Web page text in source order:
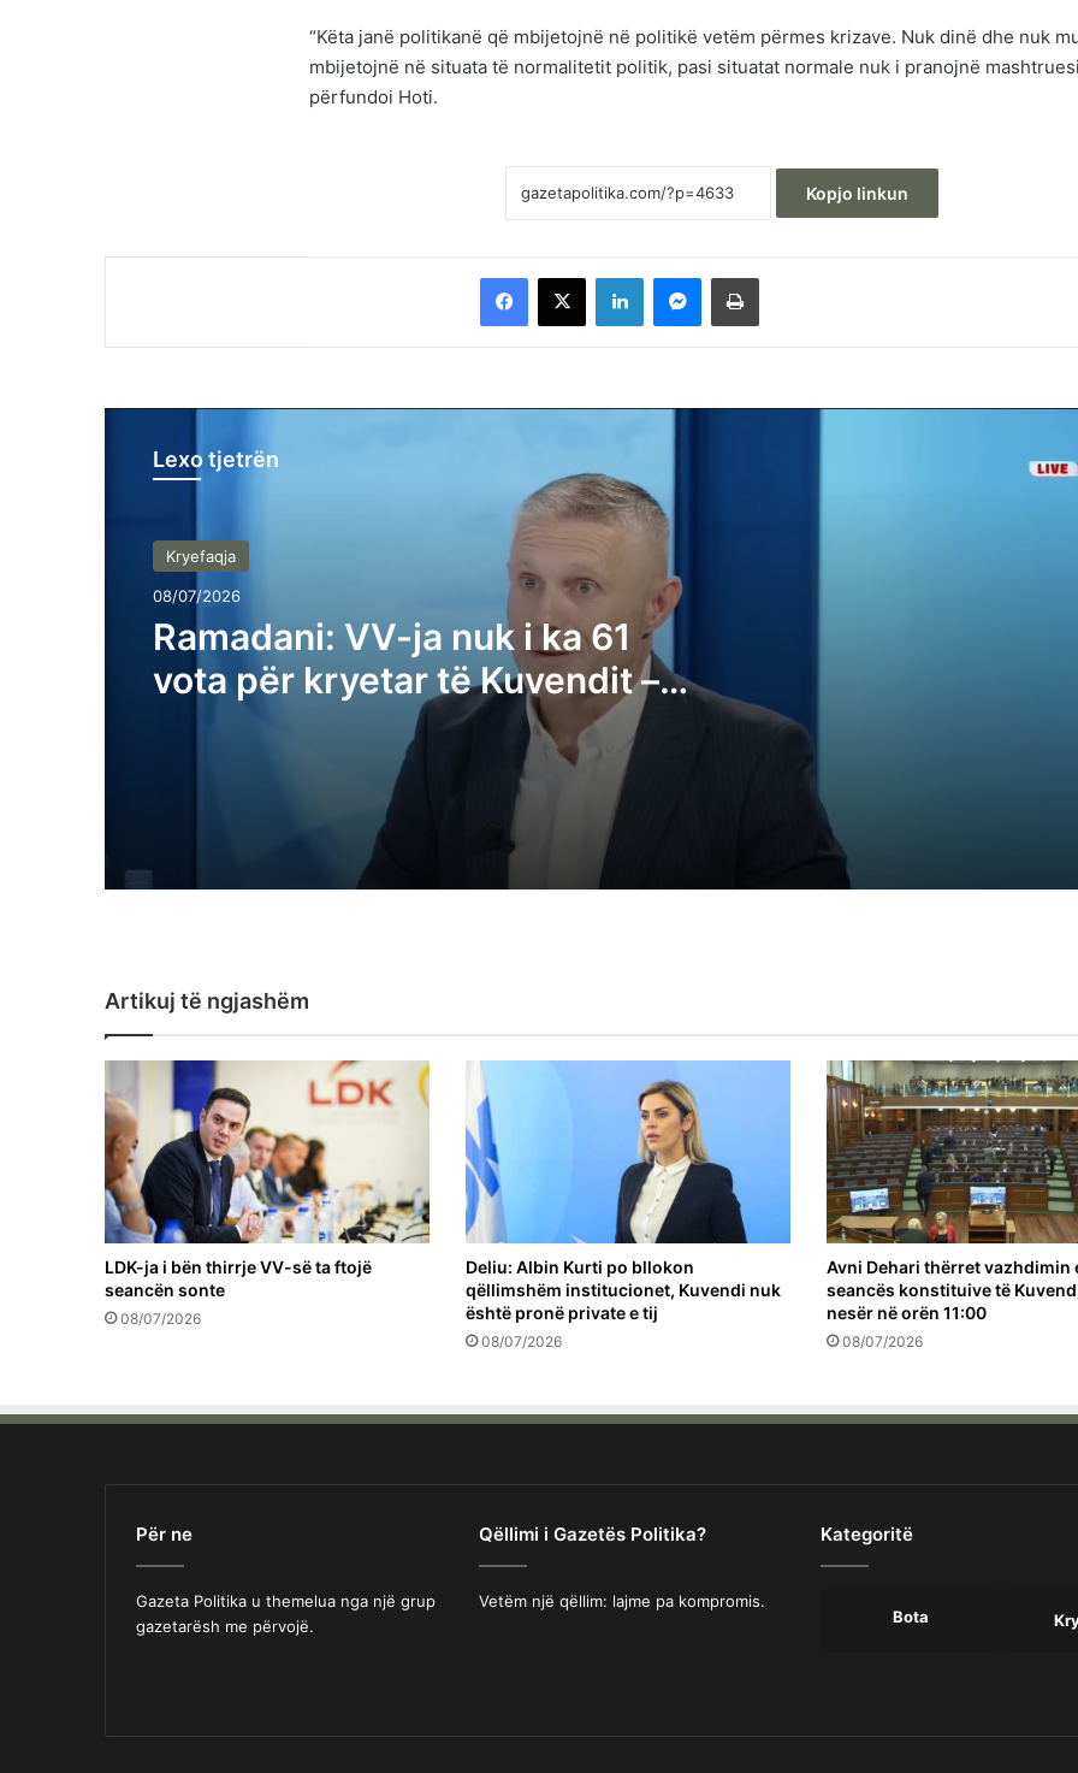
“Këta janë politikanë që mbijetojnë në politikë vetëm përmes krizave. Nuk dinë dhe nuk
mbijetojnë në situata të normalitetit politik, pasi situatat normale nuk i pranojnë
përfundoi Hoti.
Kopjo linkun
Facebook
X LinkedInMessengerPrintoje
Lexo tjetrën
Kryefaqja
08/07/2026
Ramadani: VV-ja nuk i ka 61
vota për kryetar të Kuvendit –
kjo është arsyeja pse po e
saboton shtetin
Ramadani: VV-ja nuk i ka 61 vota për
VITA publikon rezultatet e AUV-it:
Rexhaj akuzon LDK-në: Pakënaqësinë që
ka me rezultatin zgjedhor po e shfryn
Artikuj të ngjashëm
LDK-ja i bën thirrje VV-së ta ftojë
seancën sonte
08/07/2026
Deliu: Albin Kurti po bllokon
qëllimshëm institucionet, Kuvendi nuk
është pronë private e tij
08/07/2026
Avni Dehari thërret vazhdimin
seancës konstituive të
nesër në orën 11:00
08/07/2026
Për ne
Gazeta Politika u themelua nga një grup
gazetarësh me përvojë.
Qëllimi i Gazetës Politika?
Vetëm një qëllim: lajme pa kompromis.
Kategoritë
Bota